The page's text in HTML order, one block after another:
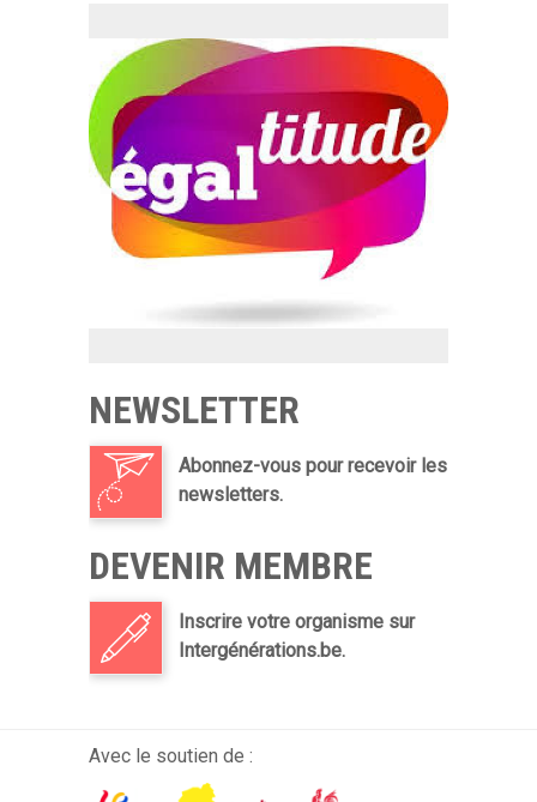
NEWSLETTER
Abonnez-vous pour recevoir les
newsletters.
DEVENIR MEMBRE
Inscrire votre organisme sur
Intergénérations.be.
Avec le soutien de :